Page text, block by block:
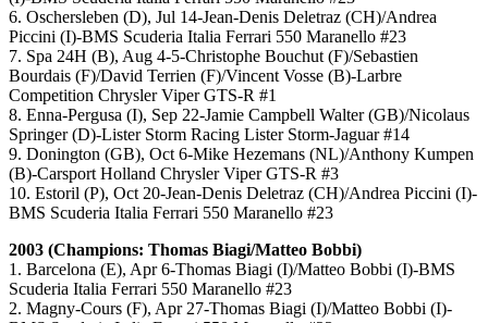
6. Oschersleben (D), Jul 14-Jean-Denis Deletraz (CH)/Andrea
Piccini (I)-BMS Scuderia Italia Ferrari 550 Maranello #23
7. Spa 24H (B), Aug 4-5-Christophe Bouchut (F)/Sebastien
Bourdais (F)/David Terrien (F)/Vincent Vosse (B)-Larbre
Competition Chrysler Viper GTS-R #1
8. Enna-Pergusa (I), Sep 22-Jamie Campbell Walter (GB)/Nicolaus
Springer (D)-Lister Storm Racing Lister Storm-Jaguar #14
9. Donington (GB), Oct 6-Mike Hezemans (NL)/Anthony Kumpen
(B)-Carsport Holland Chrysler Viper GTS-R #3
10. Estoril (P), Oct 20-Jean-Denis Deletraz (CH)/Andrea Piccini (I)-
BMS Scuderia Italia Ferrari 550 Maranello #23
2003 (Champions: Thomas Biagi/Matteo Bobbi)
1. Barcelona (E), Apr 6-Thomas Biagi (I)/Matteo Bobbi (I)-BMS
Scuderia Italia Ferrari 550 Maranello #23
2. Magny-Cours (F), Apr 27-Thomas Biagi (I)/Matteo Bobbi (I)-